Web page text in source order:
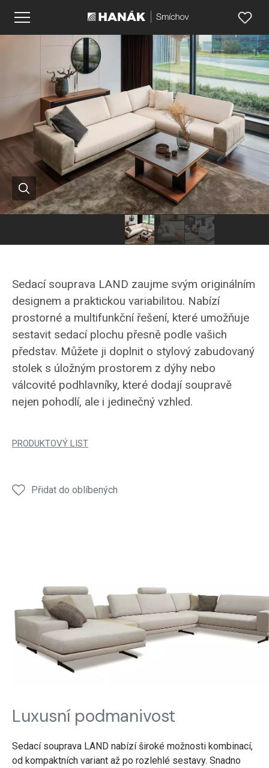
Sedací souprava LAND zaujme svým originálním
designem a praktickou variabilitou. Nabízí
prostorné a multifunkční řešení, které umožňuje
sestavit sedací plochu přesně podle vašich
představ. Můžete ji doplnit o stylový zabudovaný
stolek s úložným prostorem z dýhy nebo
válcovité podhlavníky, které dodají soupravě
nejen pohodlí, ale i jedinečný vzhled.
PRODUKTOVÝ LIST
Přidat do oblíbených
Luxusní podmanivost
Sedací souprava LAND nabízí široké možnosti kombinací,
od kompaktních variant až po rozlehlé sestavy. Snadno